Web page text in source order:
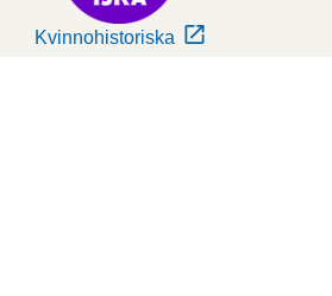
Kvinnohistoriska